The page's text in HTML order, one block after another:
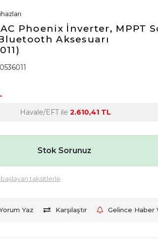
Phoenix İnverter, MPPT
Aksesuarı
Havale/EFT ile2.610,41 TL
Stok Sorunuz
taksitlerle
Yaz Karşılaştır Gelince Haber